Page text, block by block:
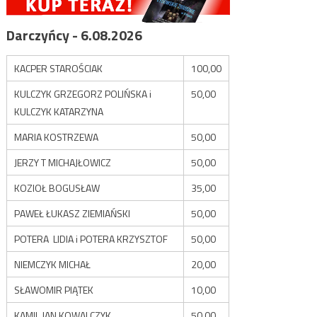
Darczyńcy - 6.08.2026
KACPER STAROŚCIAK
100,00
KULCZYK GRZEGORZ POLIŃSKA i
KULCZYK KATARZYNA
50,00
MARIA KOSTRZEWA
50,00
JERZY T MICHAJŁOWICZ
50,00
KOZIOŁ BOGUSŁAW
35,00
PAWEŁ ŁUKASZ ZIEMIAŃSKI
50,00
POTERA LIDIA i POTERA KRZYSZTOF
50,00
NIEMCZYK MICHAŁ
20,00
SŁAWOMIR PIĄTEK
10,00